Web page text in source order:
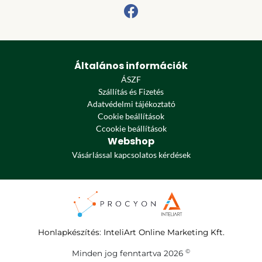
Általános információk
ÁSZF
Szállítás és Fizetés
Adatvédelmi tájékoztató
Cookie beállítások
Ccookie beállítások
Webshop
Vásárlással kapcsolatos kérdések
Honlapkészítés: InteliArt Online Marketing Kft.
Minden jog fenntartva 2026 ©